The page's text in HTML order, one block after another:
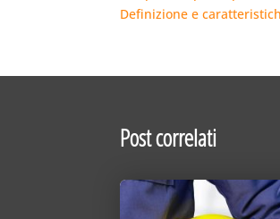
Definizione e
Post correlati